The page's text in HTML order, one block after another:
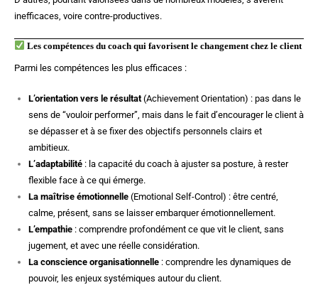
inefficaces, voire contre-productives.
Les compétences du coach qui favorisent le changement chez le client
Parmi les compétences les plus efficaces :
L’orientation vers le résultat(Achievement Orientation) : pas dans le
sens de “vouloir performer”, mais dans le fait d’encourager le client à
se dépasser et à se fixer des objectifs personnels clairs et
ambitieux.
L’adaptabilité : la capacité du coach à ajuster sa posture, à rester
flexible face à ce qui émerge.
La maîtrise émotionnelle (Emotional Self-Control) : être centré,
calme, présent, sans se laisser embarquer émotionnellement.
L’empathie : comprendre profondément ce que vit le client, sans
jugement, et avec une réelle considération.
La conscience organisationnelle : comprendre les dynamiques de
pouvoir, les enjeux systémiques autour du client.